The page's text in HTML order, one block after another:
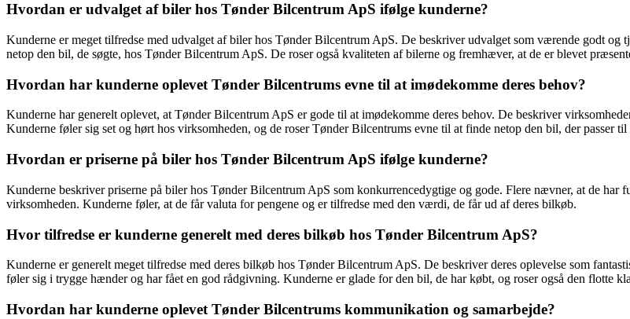
Hvordan er udvalget af biler hos Tønder Bilcentrum ApS ifølge kunderne?
Kunderne er meget tilfredse med udvalget af biler hos Tønder Bilcentrum ApS. De beskriver udvalget som værende godt
netop den bil, de søgte, hos Tønder Bilcentrum ApS. De roser også kvaliteten af bilerne og fremhæver, at de er blevet
Hvordan har kunderne oplevet Tønder Bilcentrums evne til at imødekomme deres behov?
Kunderne har generelt oplevet, at Tønder Bilcentrum ApS er gode til at imødekomme deres behov. De beskriver
Kunderne føler sig set og hørt hos virksomheden, og de roser Tønder Bilcentrums evne til at finde netop den bil, der passer til
Hvordan er priserne på biler hos Tønder Bilcentrum ApS ifølge kunderne?
Kunderne beskriver priserne på biler hos Tønder Bilcentrum ApS som konkurrencedygtige og gode. Flere nævner, at de har
virksomheden. Kunderne føler, at de får valuta for pengene og er tilfredse med den værdi, de får ud af deres bilkøb.
Hvor tilfredse er kunderne generelt med deres bilkøb hos Tønder Bilcentrum ApS?
Kunderne er generelt meget tilfredse med deres bilkøb hos Tønder Bilcentrum ApS. De beskriver deres oplevelse som
føler sig i trygge hænder og har fået en god rådgivning. Kunderne er glade for den bil, de har købt, og roser også den flotte
Hvordan har kunderne oplevet Tønder Bilcentrums kommunikation og samarbejde?